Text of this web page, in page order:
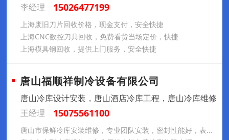
李经理
15026477199
上海废旧刀片回收价格，现金支付，安全快捷
上海CNC数控刀具回收，免费看货当场定价，快捷
上海模具钢回收，提供上门服务，安全快捷
唐山福顺祥制冷设备有限公司
唐山冷库设计安装，唐山酒店冷库工程，唐山冷库维修
王经理
15075561100
唐山市保鲜冷库安装维修，专业团队安装，密封性能好，表现出众